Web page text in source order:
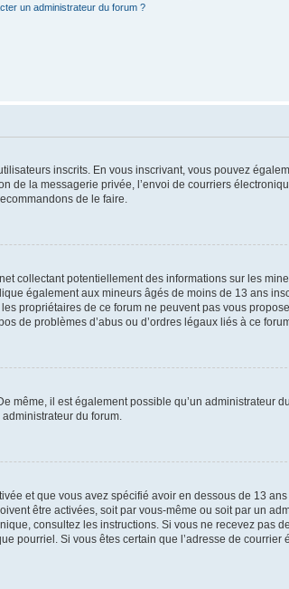
un administrateur du forum ?
inscrits. En vous inscrivant, vous pouvez
de la messagerie privée, l’envoi de courriers
de le faire.
collectant potentiellement des informations sur les
également aux mineurs âgés de moins de 13 ans
propriétaires de ce forum ne peuvent pas vous
de problèmes d’abus ou d’ordres légaux liés à ce
même, il est également possible qu’un administrateur
du forum.
et que vous avez spécifié avoir en dessous de 13 ans
être activées, soit par vous-même ou soit par un
consultez les instructions. Si vous ne recevez pas
pourriel. Si vous êtes certain que l’adresse de courrier